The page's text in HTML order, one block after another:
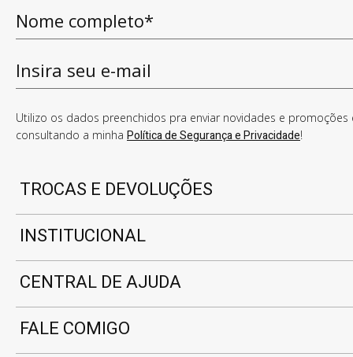
Utilizo os dados preenchidos pra enviar novidades e promoções
consultando a minha Política de Segurança e Privacidade!
TROCAS E DEVOLUÇÕES
INSTITUCIONAL
CENTRAL DE AJUDA
FALE COMIGO